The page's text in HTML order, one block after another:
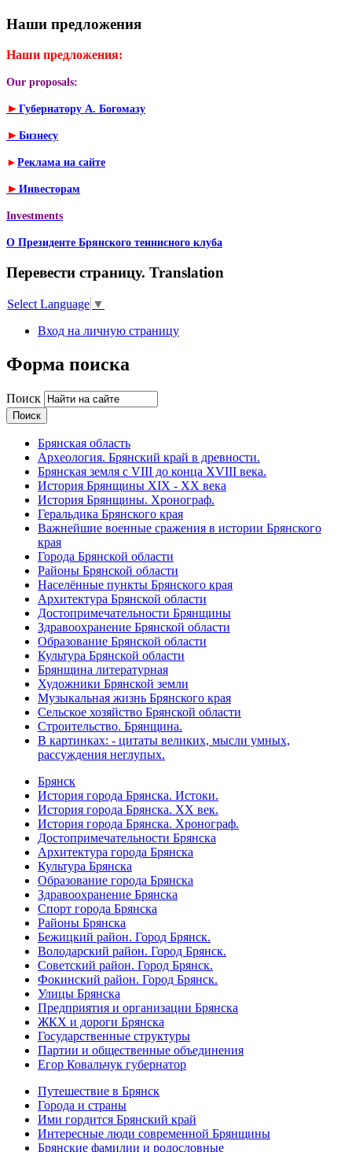
Наши предложения
Наши предложения:
Our proposals:
► Губернатору А. Богомазу
► Бизнесу
► Реклама на сайте
► Инвесторам
Investments
О Президенте Брянского теннисного клуба
Перевести страницу. Translation
Select Language ▼
Вход на личную страницу
Форма поиска
Поиск
Брянская область
Археология. Брянский край в древности.
Брянская земля с VIII до конца XVIII века.
История Брянщины XIX - XX века
История Брянщины. Хронограф.
Геральдика Брянского края
Важнейшие военные сражения в истории Брянского
края
Города Брянской области
Районы Брянской области
Населённые пункты Брянского края
Архитектура Брянской области
Достопримечательности Брянщины
Здравоохранение Брянской области
Образование Брянской области
Культура Брянской области
Брянщина литературная
Художники Брянской земли
Музыкальная жизнь Брянского края
Сельское хозяйство Брянской области
Строительство. Брянщина.
В картинках: - цитаты великих, мысли умных,
рассуждения неглупых.
Брянск
История города Брянска. Истоки.
История города Брянска. XX век.
История города Брянска. Хронограф.
Достопримечательности Брянска
Архитектура города Брянска
Культура Брянска
Образование города Брянска
Здравоохранение Брянска
Спорт города Брянска
Районы Брянска
Бежицкий район. Город Брянск.
Володарский район. Город Брянск.
Советский район. Город Брянск.
Фокинский район. Город Брянск.
Улицы Брянска
Предприятия и организации Брянска
ЖКХ и дороги Брянска
Государственные структуры
Партии и общественные объединения
Егор Ковальчук губернатор
Путешествие в Брянск
Города и страны
Ими гордится Брянский край
Интересные люди современной Брянщины
Брянские фамилии и родословные